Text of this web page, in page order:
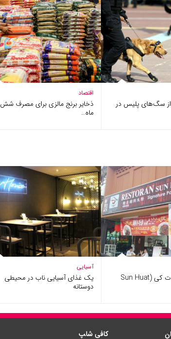
سگ‌های پلیس در
اقتصاد
ذخایر برنج مالزی برای مصرف شش
ماه…
رستوران سان هوات کی (Sun Huat
آسیایی
یک غذای آسیایی ناب در محیطی
دوستانه
کافی شا‍پ